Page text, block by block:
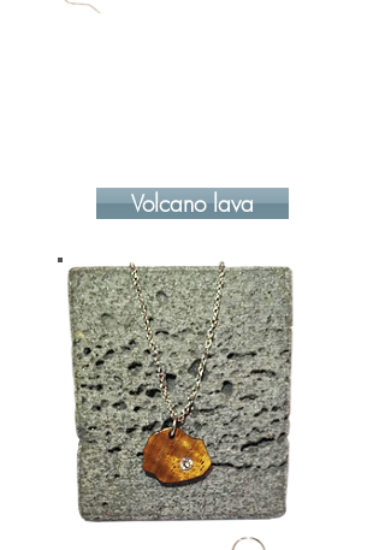
Volcano lava